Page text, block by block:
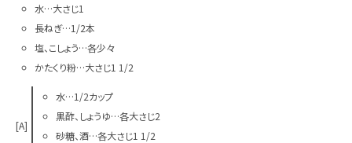
水…大さじ1
長ねぎ…1/2本
塩、こしょう…各少々
かたくり粉…大さじ1 1/2
[A]
水…1/2カップ
黒酢、しょうゆ…各大さじ2
砂糖、酒…各大さじ1 1/2